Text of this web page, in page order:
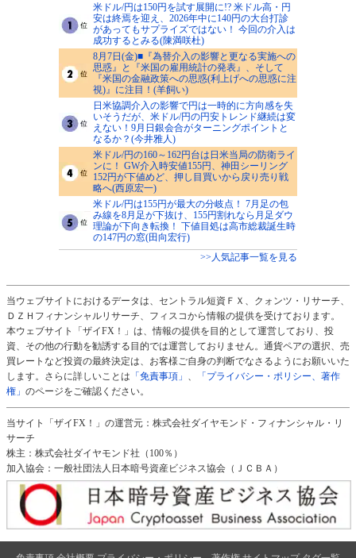
米ドル/円は150円を試す展開に!? 米ドル高・円
安は終焉を迎え、2026年中に140円の大台打診
があってもサプライズではない！ 今回の介入は
成功するとみる(陳満咲杜)
8月7日(金)■『為替介入の影響と更なる実施への
思惑』と『米国の雇用統計の発表』、そして
『米国の金融政策への思惑(利上げへの思惑に注
視)』に注目！(羊飼い)
日米協調介入の影響で円は一時的に方向感を失
いそうだが、米ドル/円の円安トレンド継続は変
えない！9月日銀会合がターニングポイントと
なるか？(今井雅人)
米ドル/円の160～162円台は日米当局の防衛ライ
ンに！ GW介入時安値155円、神田シーリング
152円が下値めど、押し目買いから戻り売り戦
略へ(西原宏一)
米ドル/円は155円が最大の分岐点！ 7月足の包
み線を8月足が下抜け、155円割れなら月足ダウ
理論が下向き転換！ 下値目処は高市総裁誕生時
の147円の窓(田向宏行)
>>人気記事一覧を見る
当ウェブサイトにおけるデータは、セントラル短資ＦＸ、クォンツ・リサーチ、
ＤＺＨフィナンシャルリサーチ、フィスコから情報の提供を受けております。
本ウェブサイト「ザイFX！」は、情報の提供を目的として運営しており、投
資、その他の行動を勧誘する目的では運営しておりません。通貨ペアの選択、売
買レートなど投資の最終決定は、お客様ご自身の判断でなさるようにお願いいた
します。さらに詳しいことは 「免責事項」 、
「プライバシー・ポリシー、著作
権」 のページをご確認ください。
当サイト「ザイFX！」の運営元：株式会社ダイヤモンド・フィナンシャル・リ
サーチ
株主：株式会社ダイヤモンド社（100％）
加入協会：一般社団法人日本暗号資産ビジネス協会（ＪＣＢＡ）